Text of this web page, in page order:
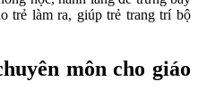
trẻ làm ra, giúp trẻ trang trí bộ
môn cho giáo